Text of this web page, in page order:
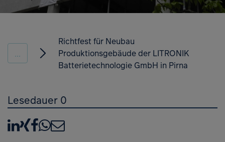
...
Richtfest für Neubau
Produktionsgebäude der LITRONIK
Batterietechnologie GmbH in Pirna
Lesedauer 0
LinkedIn
XING
Facebook
WhatsApp
E-Mail